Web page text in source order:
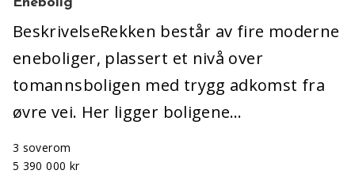
BeskrivelseRekken består av fire moderne
eneboliger, plassert et nivå over
tomannsboligen med trygg adkomst fra
øvre vei. Her ligger boligene…
3 soverom
5 390 000 kr